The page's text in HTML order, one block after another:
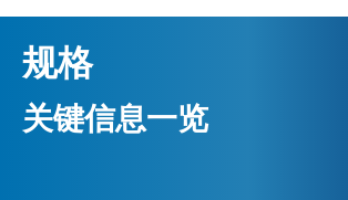
规格
关键信息一览